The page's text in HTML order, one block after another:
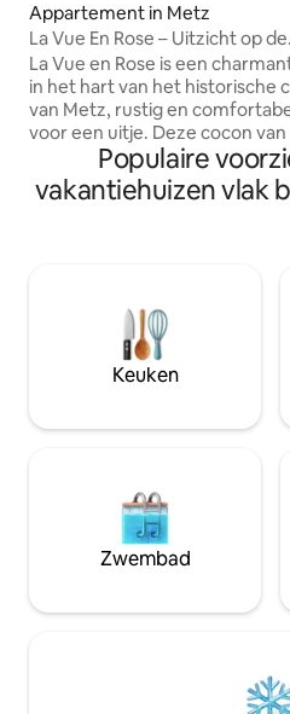
Appartement in Metz
La Vue En Rose – Uitzicht op de
kathedraal en rust
La Vue en Rose is een
in het hart van het historische
van Metz, rustig en
voor een uitje. Deze cocon van 20 m²,
zorgvuldig ingericht, biedt de
een hotelkamer... maar dan
intiem, warm en vol
helpen bij het kiezen van de
geschikte parkeerplaats voor je
behoeften (in de buurt, gratis of
Populaire
vakantiehuizen vlak
Keuken
Zwembad